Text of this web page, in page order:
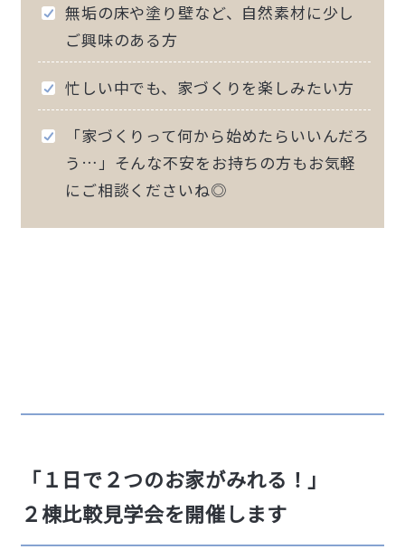
無垢の床や塗り壁など、自然素材に少し
ご興味のある方
忙しい中でも、家づくりを楽しみたい方
「家づくりって何から始めたらいいんだろ
う…」そんな不安をお持ちの方もお気軽
にご相談くださいね◎
「１日で２つのお家がみれる！」
２棟比較見学会を開催します